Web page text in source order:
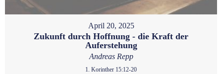
April 20, 2025
Zukunft durch Hoffnung - die Kraft der
Auferstehung
Andreas Repp
1. Korinther 15:12-20